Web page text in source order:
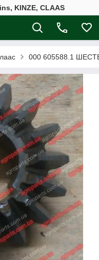
KINZE, CLAAS
000 605588.1